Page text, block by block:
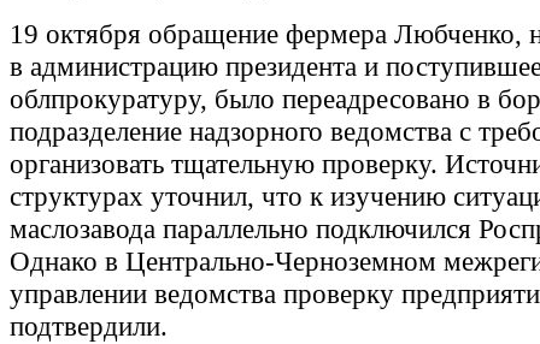
19 октября обращение фермера Любченко,
в администрацию президента и
облпрокуратуру, было переадресовано в
подразделение надзорного ведомства с
организовать тщательную проверку.
структурах уточнил, что к изучению
маслозавода параллельно подключился
Однако в Центрально-Черноземном
управлении ведомства проверку
подтвердили.